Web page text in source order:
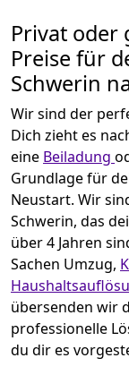
Privat oder
Preise für
Schwerin
Wir sind der
Dich zieht es
eine Beiladung
Grundlage für
Neustart. Wir
Schwerin, das
über 4 Jahren
Sachen Umzug,
übersenden wir
professionelle
du dir es